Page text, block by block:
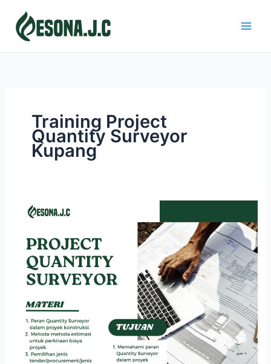
content
Training Project
Quantity Surveyor
Kupang
PROJECT
QUANTITY
SURVEYOR